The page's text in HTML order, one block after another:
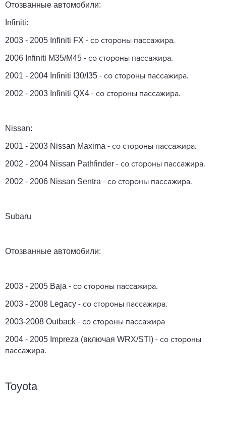
Отозванные автомобили:
Infiniti:
2003 - 2005 Infiniti FX - со стороны пассажира.
2006 Infiniti M35/M45 - со стороны пассажира.
2001 - 2004 Infiniti I30/I35 - со стороны пассажира.
2002 - 2003 Infiniti QX4 - со стороны пассажира.
Nissan:
2001 - 2003 Nissan Maxima - со стороны пассажира.
2002 - 2004 Nissan Pathfinder - со стороны пассажира.
2002 - 2006 Nissan Sentra - со стороны пассажира.
Subaru
Отозванные автомобили:
2003 - 2005 Baja - со стороны пассажира.
2003 - 2008 Legacy - со стороны пассажира.
2003-2008 Outback - со стороны пассажира
2004 - 2005 Impreza (включая WRX/STI) - со стороны
пассажира.
Toyota